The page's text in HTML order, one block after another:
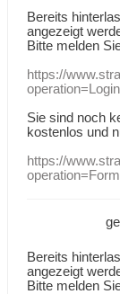
Bereits
angezeigt
Bitte melden
https://
operation=Login
Sie sind noch
kostenlos und
https://
Bereits
angezeigt
Bitte melden